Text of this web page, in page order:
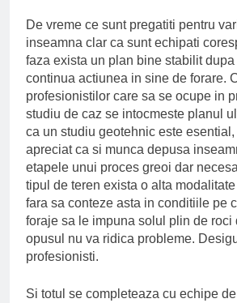
De vreme ce sunt pregatiti pentru
inseamna clar ca sunt echipati
faza exista un plan bine stabilit dupa
continua actiunea in sine de forare.
profesionistilor care sa se ocupe in
studiu de caz se intocmeste planul
ca un studiu geotehnic este esential,
apreciat ca si munca depusa
etapele unui proces greoi dar
tipul de teren exista o alta
fara sa conteze asta in conditiile pe
foraje sa le impuna solul plin de roci
opusul nu va ridica probleme.
profesionisti.
Si totul se completeaza cu echipe